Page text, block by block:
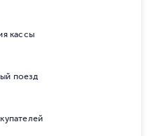
кассы
поезд